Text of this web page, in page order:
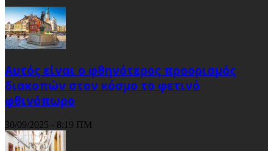
Αυτός είναι ο φθηνότερος προορισμός
διακοπών στον κόσμο το φετινό
φθινόπωρο
30/09/2025 - 8:19 ΠΜ